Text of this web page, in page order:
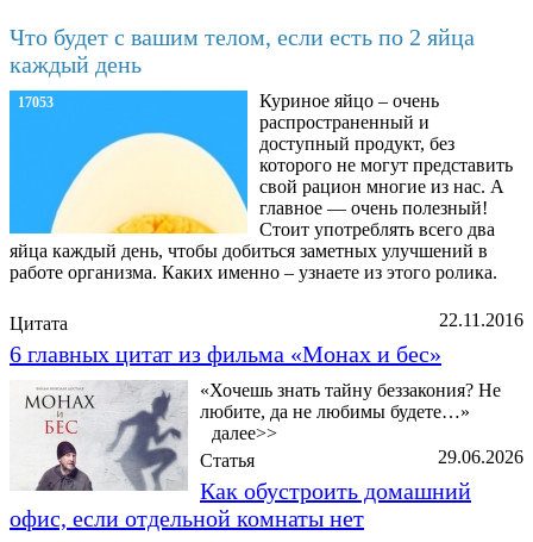
Что будет с вашим телом, если есть по 2 яйца
каждый день
17053
Куриное яйцо – очень
распространенный и
доступный продукт, без
которого не могут представить
свой рацион многие из нас. А
главное — очень полезный!
Стоит употреблять всего два
яйца каждый день, чтобы добиться заметных улучшений в
работе организма. Каких именно – узнаете из этого ролика.
22.11.2016
Цитата
6 главных цитат из фильма «Монах и бес»
«Хочешь знать тайну беззакония? Не
любите, да не любимы будете…»
далее>>
29.06.2026
Статья
Как обустроить домашний
офис, если отдельной комнаты нет